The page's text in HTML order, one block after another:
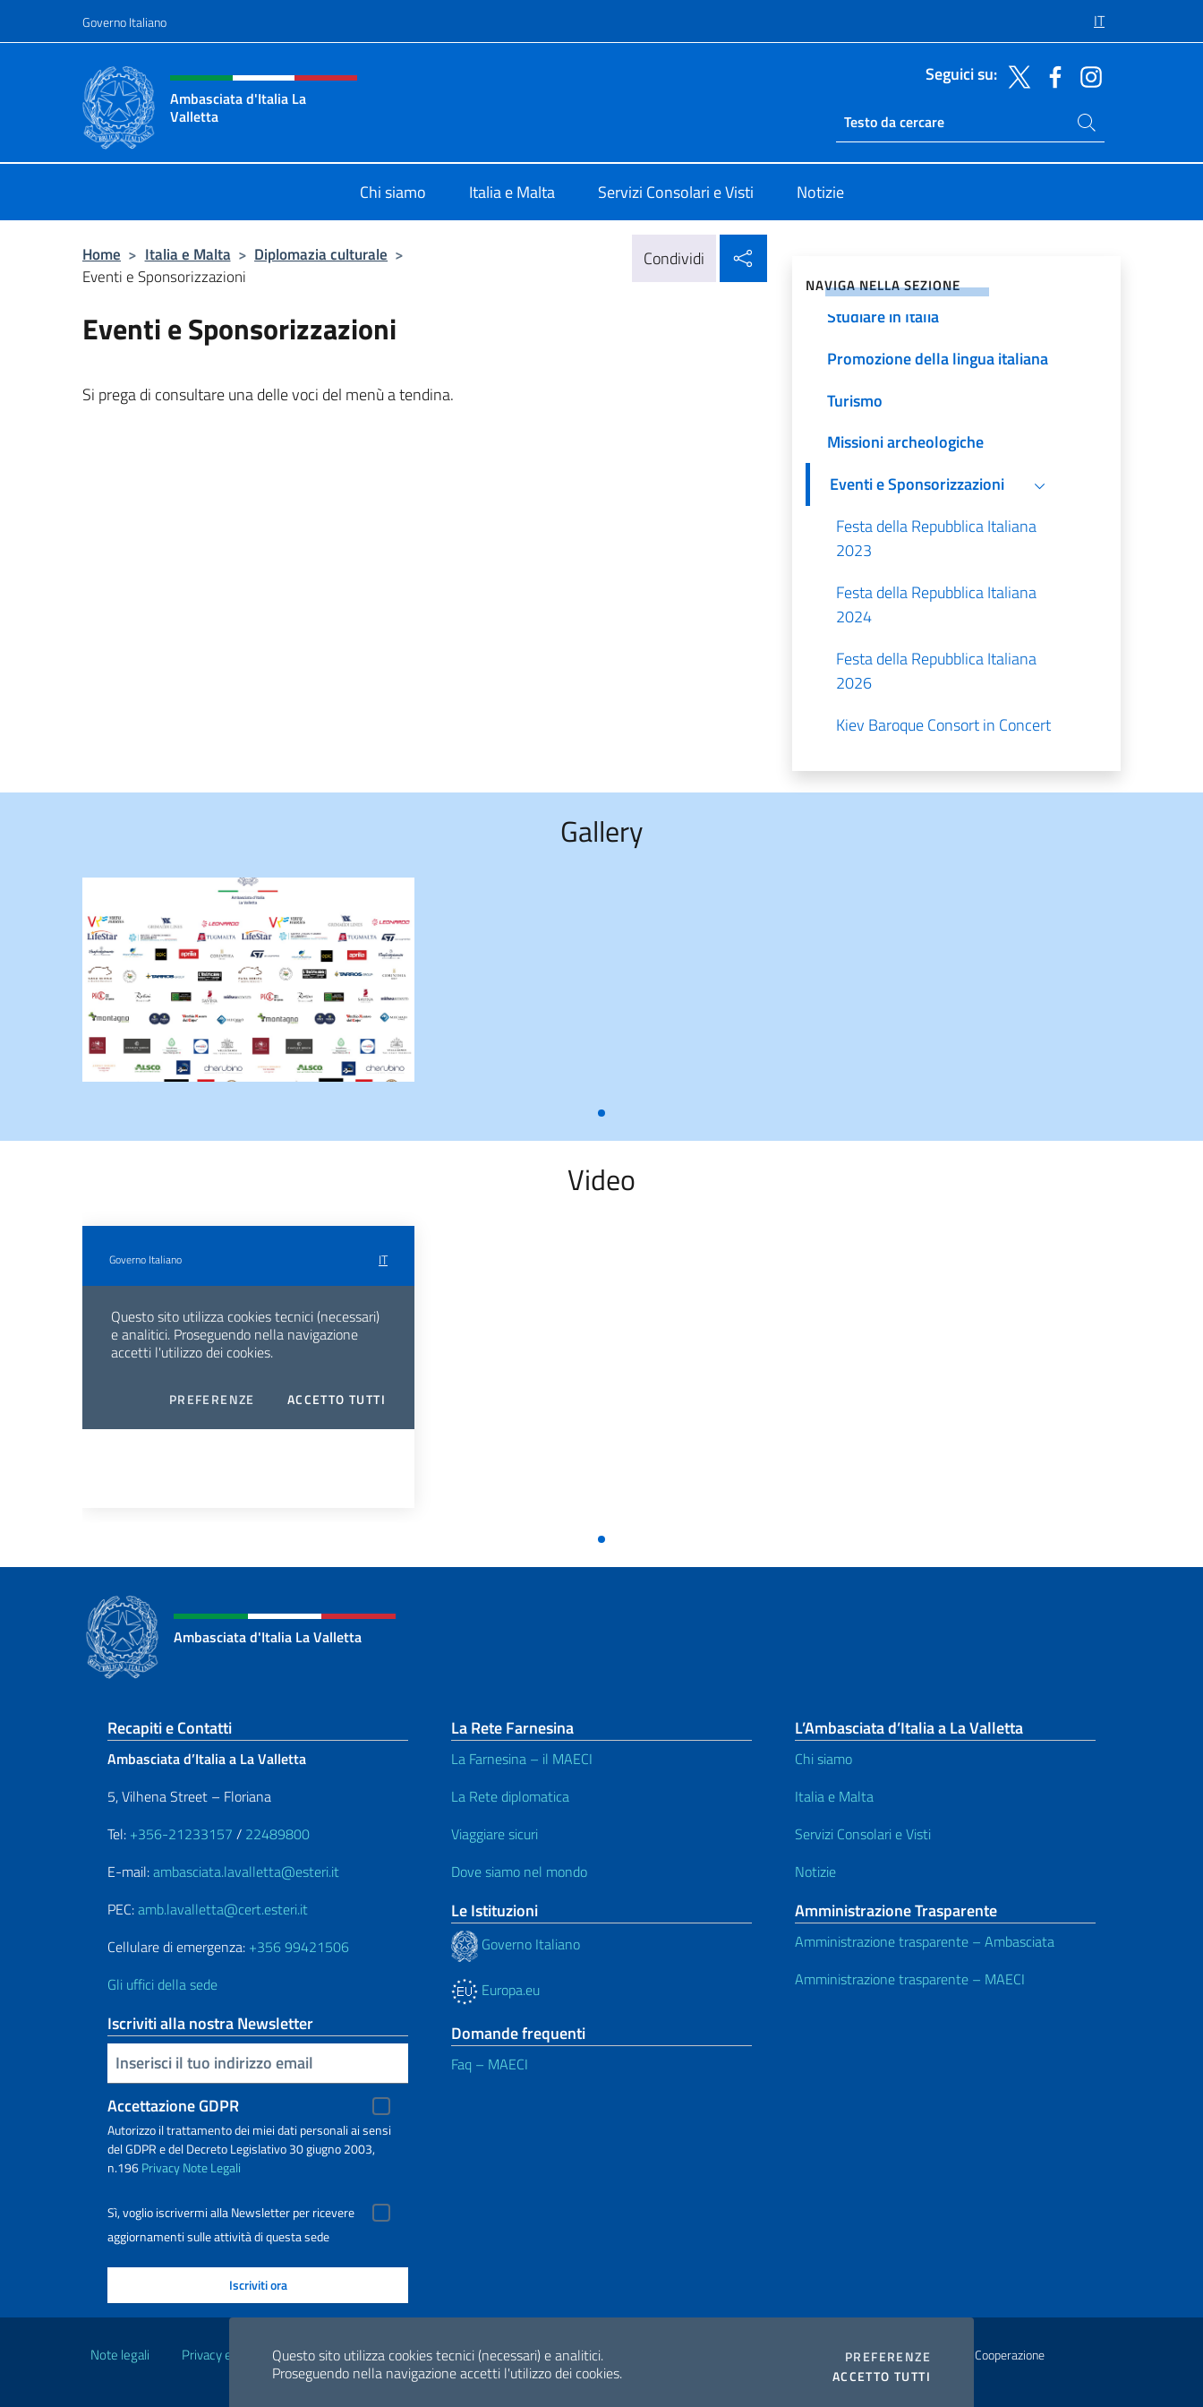
Questo sito utilizza cookies tecnici (necessari) e analitici.
Proseguendo nella navigazione accetti l'utilizzo dei cookies.
PREFERENZE COOKIES
ACCETTO TUTTI
Governo Italiano IT
Intestazione sito, social e menù
Ambasciata d'Italia La
Valletta
Seguici su:
Ricerca sito live
Cerca nel sito
Chi siamo Italia e Malta Servizi Consolari e Visti Notizie
Home > Italia e Malta > Diplomazia culturale >
Eventi e Sponsorizzazioni
Condividi
Eventi e Sponsorizzazioni
Si prega di consultare una delle voci del menù a tendina.
NAVIGA NELLA SEZIONE
Comites-Malta
Studiare in Italia
Promozione della lingua italiana
Turismo
Missioni archeologiche
Eventi e Sponsorizzazioni
Festa della Repubblica Italiana
2023
Festa della Repubblica Italiana
2024
Festa della Repubblica Italiana
2026
Kiev Baroque Consort in Concert
Gallery
Video
Ambasciata d'Italia La Valletta
Sezione footer
Recapiti e Contatti
Ambasciata d’Italia a La Valletta
5, Vilhena Street – Floriana
Tel: +356-21233157 / 22489800
E-mail:ambasciata.lavalletta@esteri.it
PEC:amb.lavalletta@cert.esteri.it
Cellulare di emergenza: +356 99421506
Gli uffici della sede
Iscriviti alla nostra Newsletter
Inserisci la tua email
Accettazione GDPR
Autorizzo il trattamento dei miei dati personali ai sensi
del GDPR e del Decreto Legislativo 30 giugno 2003,
n.196PrivacyNote Legali
Sì, voglio iscrivermi alla Newsletter per ricevere
aggiornamenti sulle attività di questa sede
La Rete Farnesina
La Farnesina – il MAECI
La Rete diplomatica
Viaggiare sicuri
Dove siamo nel mondo
Le Istituzioni
Governo Italiano
Europa.eu
Domande frequenti
Faq – MAECI
L’Ambasciata d’Italia a La Valletta
Chi siamo
Italia e Malta
Servizi Consolari e Visti
Notizie
Amministrazione Trasparente
Amministrazione trasparente – Ambasciata
Amministrazione trasparente – MAECI
Note legali Privacy e cookie policy Dichiarazione di accessibilità
2026 Copyright Ministero degli Affari Esteri e della Cooperazione